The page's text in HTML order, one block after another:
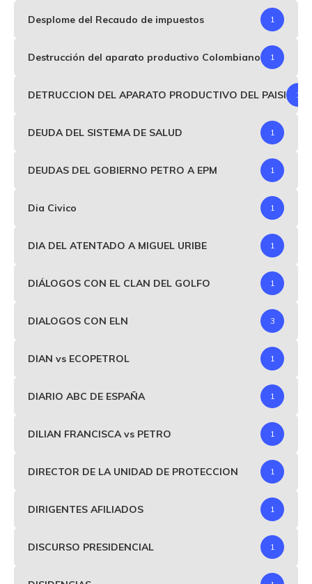
Desplome del Recaudo de impuestos 1
Destrucción del aparato productivo Colombiano 1
DETRUCCION DEL APARATO PRODUCTIVO DEL PAISI 1
DEUDA DEL SISTEMA DE SALUD 1
DEUDAS DEL GOBIERNO PETRO A EPM 1
Dia Civico 1
DIA DEL ATENTADO A MIGUEL URIBE 1
DIÁLOGOS CON EL CLAN DEL GOLFO 1
DIALOGOS CON ELN 3
DIAN vs ECOPETROL 1
DIARIO ABC DE ESPAÑA 1
DILIAN FRANCISCA vs PETRO 1
DIRECTOR DE LA UNIDAD DE PROTECCION 1
DIRIGENTES AFILIADOS 1
DISCURSO PRESIDENCIAL 1